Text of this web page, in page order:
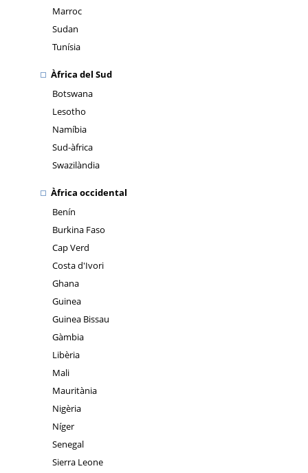
Marroc
Sudan
Tunísia
Àfrica del Sud
Botswana
Lesotho
Namíbia
Sud-àfrica
Swazilàndia
Àfrica occidental
Benín
Burkina Faso
Cap Verd
Costa d'Ivori
Ghana
Guinea
Guinea Bissau
Gàmbia
Libèria
Mali
Mauritània
Nigèria
Níger
Senegal
Sierra Leone